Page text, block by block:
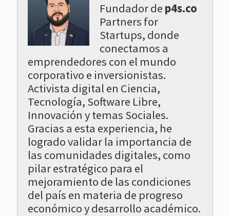
Fundador de p4s.co
Partners for
Startups, donde
conectamos a
emprendedores con el mundo
corporativo e inversionistas.
Activista digital en Ciencia,
Tecnología, Software Libre,
Innovación y temas Sociales.
Gracias a esta experiencia, he
logrado validar la importancia de
las comunidades digitales, como
pilar estratégico para el
mejoramiento de las condiciones
del país en materia de progreso
económico y desarrollo académico.